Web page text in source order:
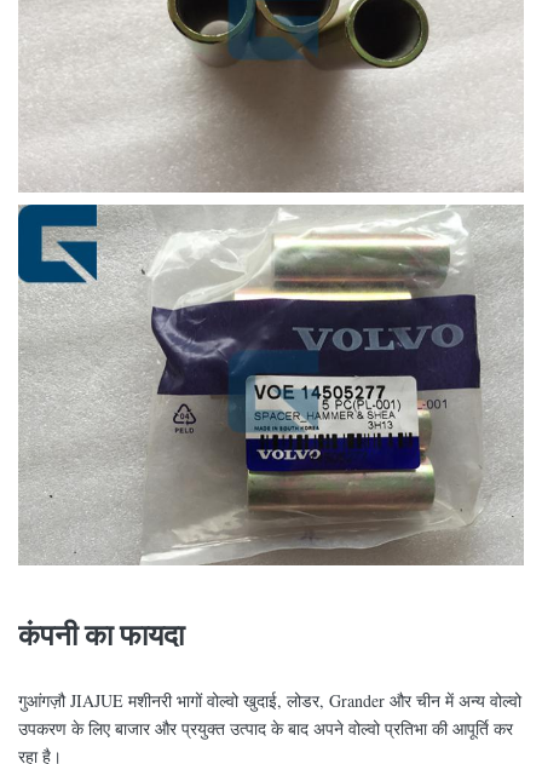
कंपनी का फायदा
गुआंगज़ौ JIAJUE मशीनरी भागों वोल्वो खुदाई, लोडर, Grander और चीन में अन्य वोल्वो
उपकरण के लिए बाजार और प्रयुक्त उत्पाद के बाद अपने वोल्वो प्रतिभा की आपूर्ति कर
रहा है।